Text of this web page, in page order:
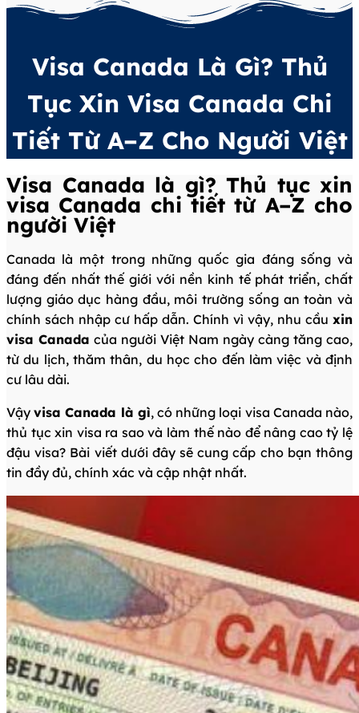
Visa Canada Là Gì? Thủ
Tục Xin Visa Canada Chi
Tiết Từ A–Z Cho Người Việt
Visa Canada là gì? Thủ tục xin
visa Canada chi tiết từ A–Z cho
người Việt
Canada là một trong những quốc gia đáng sống và
đáng đến nhất thế giới với nền kinh tế phát triển, chất
lượng giáo dục hàng đầu, môi trường sống an toàn và
chính sách nhập cư hấp dẫn. Chính vì vậy, nhu cầu xin
visa Canada của người Việt Nam ngày càng tăng cao,
từ du lịch, thăm thân, du học cho đến làm việc và định
cư lâu dài.
Vậyvisa Canada là gì, có những loại visa Canada nào,
thủ tục xin visa ra sao và làm thế nào để nâng cao tỷ lệ
đậu visa? Bài viết dưới đây sẽ cung cấp cho bạn thông
tin đầy đủ, chính xác và cập nhật nhất.